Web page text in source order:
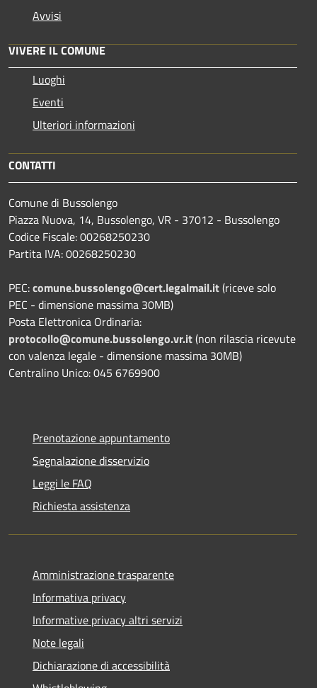
Avvisi
VIVERE IL COMUNE
Luoghi
Eventi
Ulteriori informazioni
CONTATTI
Comune di Bussolengo
Piazza Nuova, 14, Bussolengo, VR - 37012 - Bussolengo
Codice Fiscale: 00268250230
Partita IVA: 00268250230
PEC:comune.bussolengo@cert.legalmail.it(riceve solo
PEC - dimensione massima 30MB)
Posta Elettronica Ordinaria:
protocollo@comune.bussolengo.vr.it(non rilascia ricevute
con valenza legale - dimensione massima 30MB)
Centralino Unico: 045 6769900
Prenotazione appuntamento
Segnalazione disservizio
Leggi le FAQ
Richiesta assistenza
Amministrazione trasparente
Informativa privacy
Informative privacy altri servizi
Note legali
Dichiarazione di accessibilità